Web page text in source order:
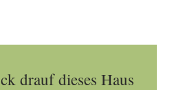
drauf dieses Haus